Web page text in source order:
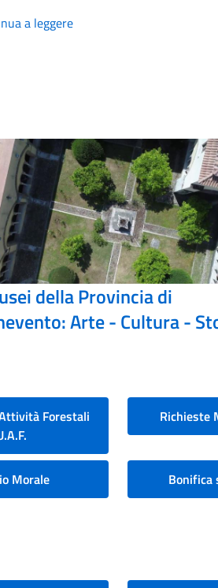
a leggere
della Provincia di
Arte - Cultura -
Forestali
Richieste
Morale Bonifica